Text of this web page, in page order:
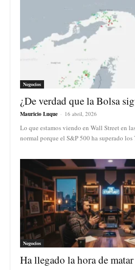
Negocios
¿De verdad que la Bolsa
Mauricio Luque - 16 abril, 2026
Lo que estamos viendo en Wall Street en
normal porque el S&P 500 ha superado los
Negocios
Ha llegado la hora de